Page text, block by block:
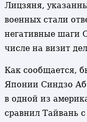
Лицзяня,
военных стали
негативные шаги
числе на визит
Как сообщается,
Японии Синдзо
в одной из
сравнил Тайвань